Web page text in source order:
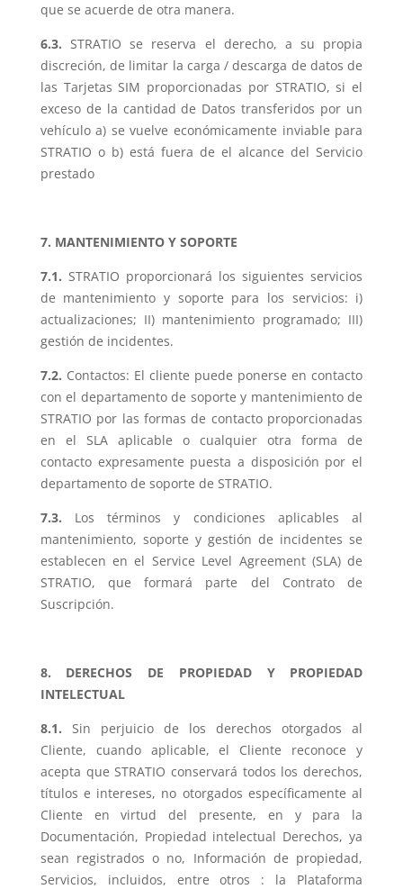
que se acuerde de otra manera.
6.3. STRATIO se reserva el derecho, a su propia
discreción, de limitar la carga / descarga de datos de
las Tarjetas SIM proporcionadas por STRATIO, si el
exceso de la cantidad de Datos transferidos por un
vehículo a) se vuelve económicamente inviable para
STRATIO o b) está fuera de el alcance del Servicio
prestado
7. MANTENIMIENTO Y SOPORTE
7.1. STRATIO proporcionará los siguientes servicios
de mantenimiento y soporte para los servicios: i)
actualizaciones; II) mantenimiento programado; III)
gestión de incidentes.
7.2. Contactos: El cliente puede ponerse en contacto
con el departamento de soporte y mantenimiento de
STRATIO por las formas de contacto proporcionadas
en el SLA aplicable o cualquier otra forma de
contacto expresamente puesta a disposición por el
departamento de soporte de STRATIO.
7.3. Los términos y condiciones aplicables al
mantenimiento, soporte y gestión de incidentes se
establecen en el Service Level Agreement (SLA) de
STRATIO, que formará parte del Contrato de
Suscripción.
8. DERECHOS DE PROPIEDAD Y PROPIEDAD
INTELECTUAL
8.1. Sin perjuicio de los derechos otorgados al
Cliente, cuando aplicable, el Cliente reconoce y
acepta que STRATIO conservará todos los derechos,
títulos e intereses, no otorgados específicamente al
Cliente en virtud del presente, en y para la
Documentación, Propiedad intelectual Derechos, ya
sean registrados o no, Información de propiedad,
Servicios, incluidos, entre otros : la Plataforma